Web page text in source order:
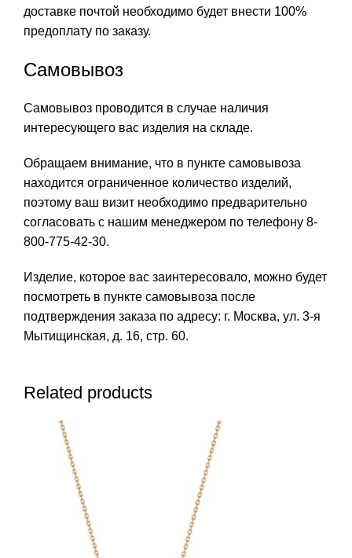
доставке почтой необходимо будет внести 100%
предоплату по заказу.
Самовывоз
Самовывоз проводится в случае наличия
интересующего вас изделия на складе.
Обращаем внимание, что в пункте самовывоза
находится ограниченное количество изделий,
поэтому ваш визит необходимо предварительно
согласовать с нашим менеджером по телефону 8-
800-775-42-30.
Изделие, которое вас заинтересовало, можно будет
посмотреть в пункте самовывоза после
подтверждения заказа по адресу: г. Москва, ул. 3-я
Мытищинская, д. 16, стр. 60.
Related products